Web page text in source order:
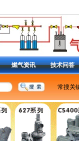
燃气资讯 技术问答
常搜关
燃气调
减压阀
|
定位器 |